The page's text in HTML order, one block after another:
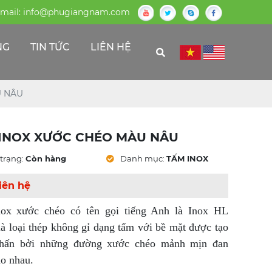
info@phugiangnam.com
TIN TỨC LIÊN HỆ
NÂU
XƯỚC CHÉO MÀU NÂU
Còn hàng Danh mục: TẤM INOX
hệ
xước chéo có tên gọi tiếng Anh là Inox HL
loại thép không gỉ dạng tấm với bề mặt được tạo
bởi những đường xước chéo mảnh mịn đan
nhau.